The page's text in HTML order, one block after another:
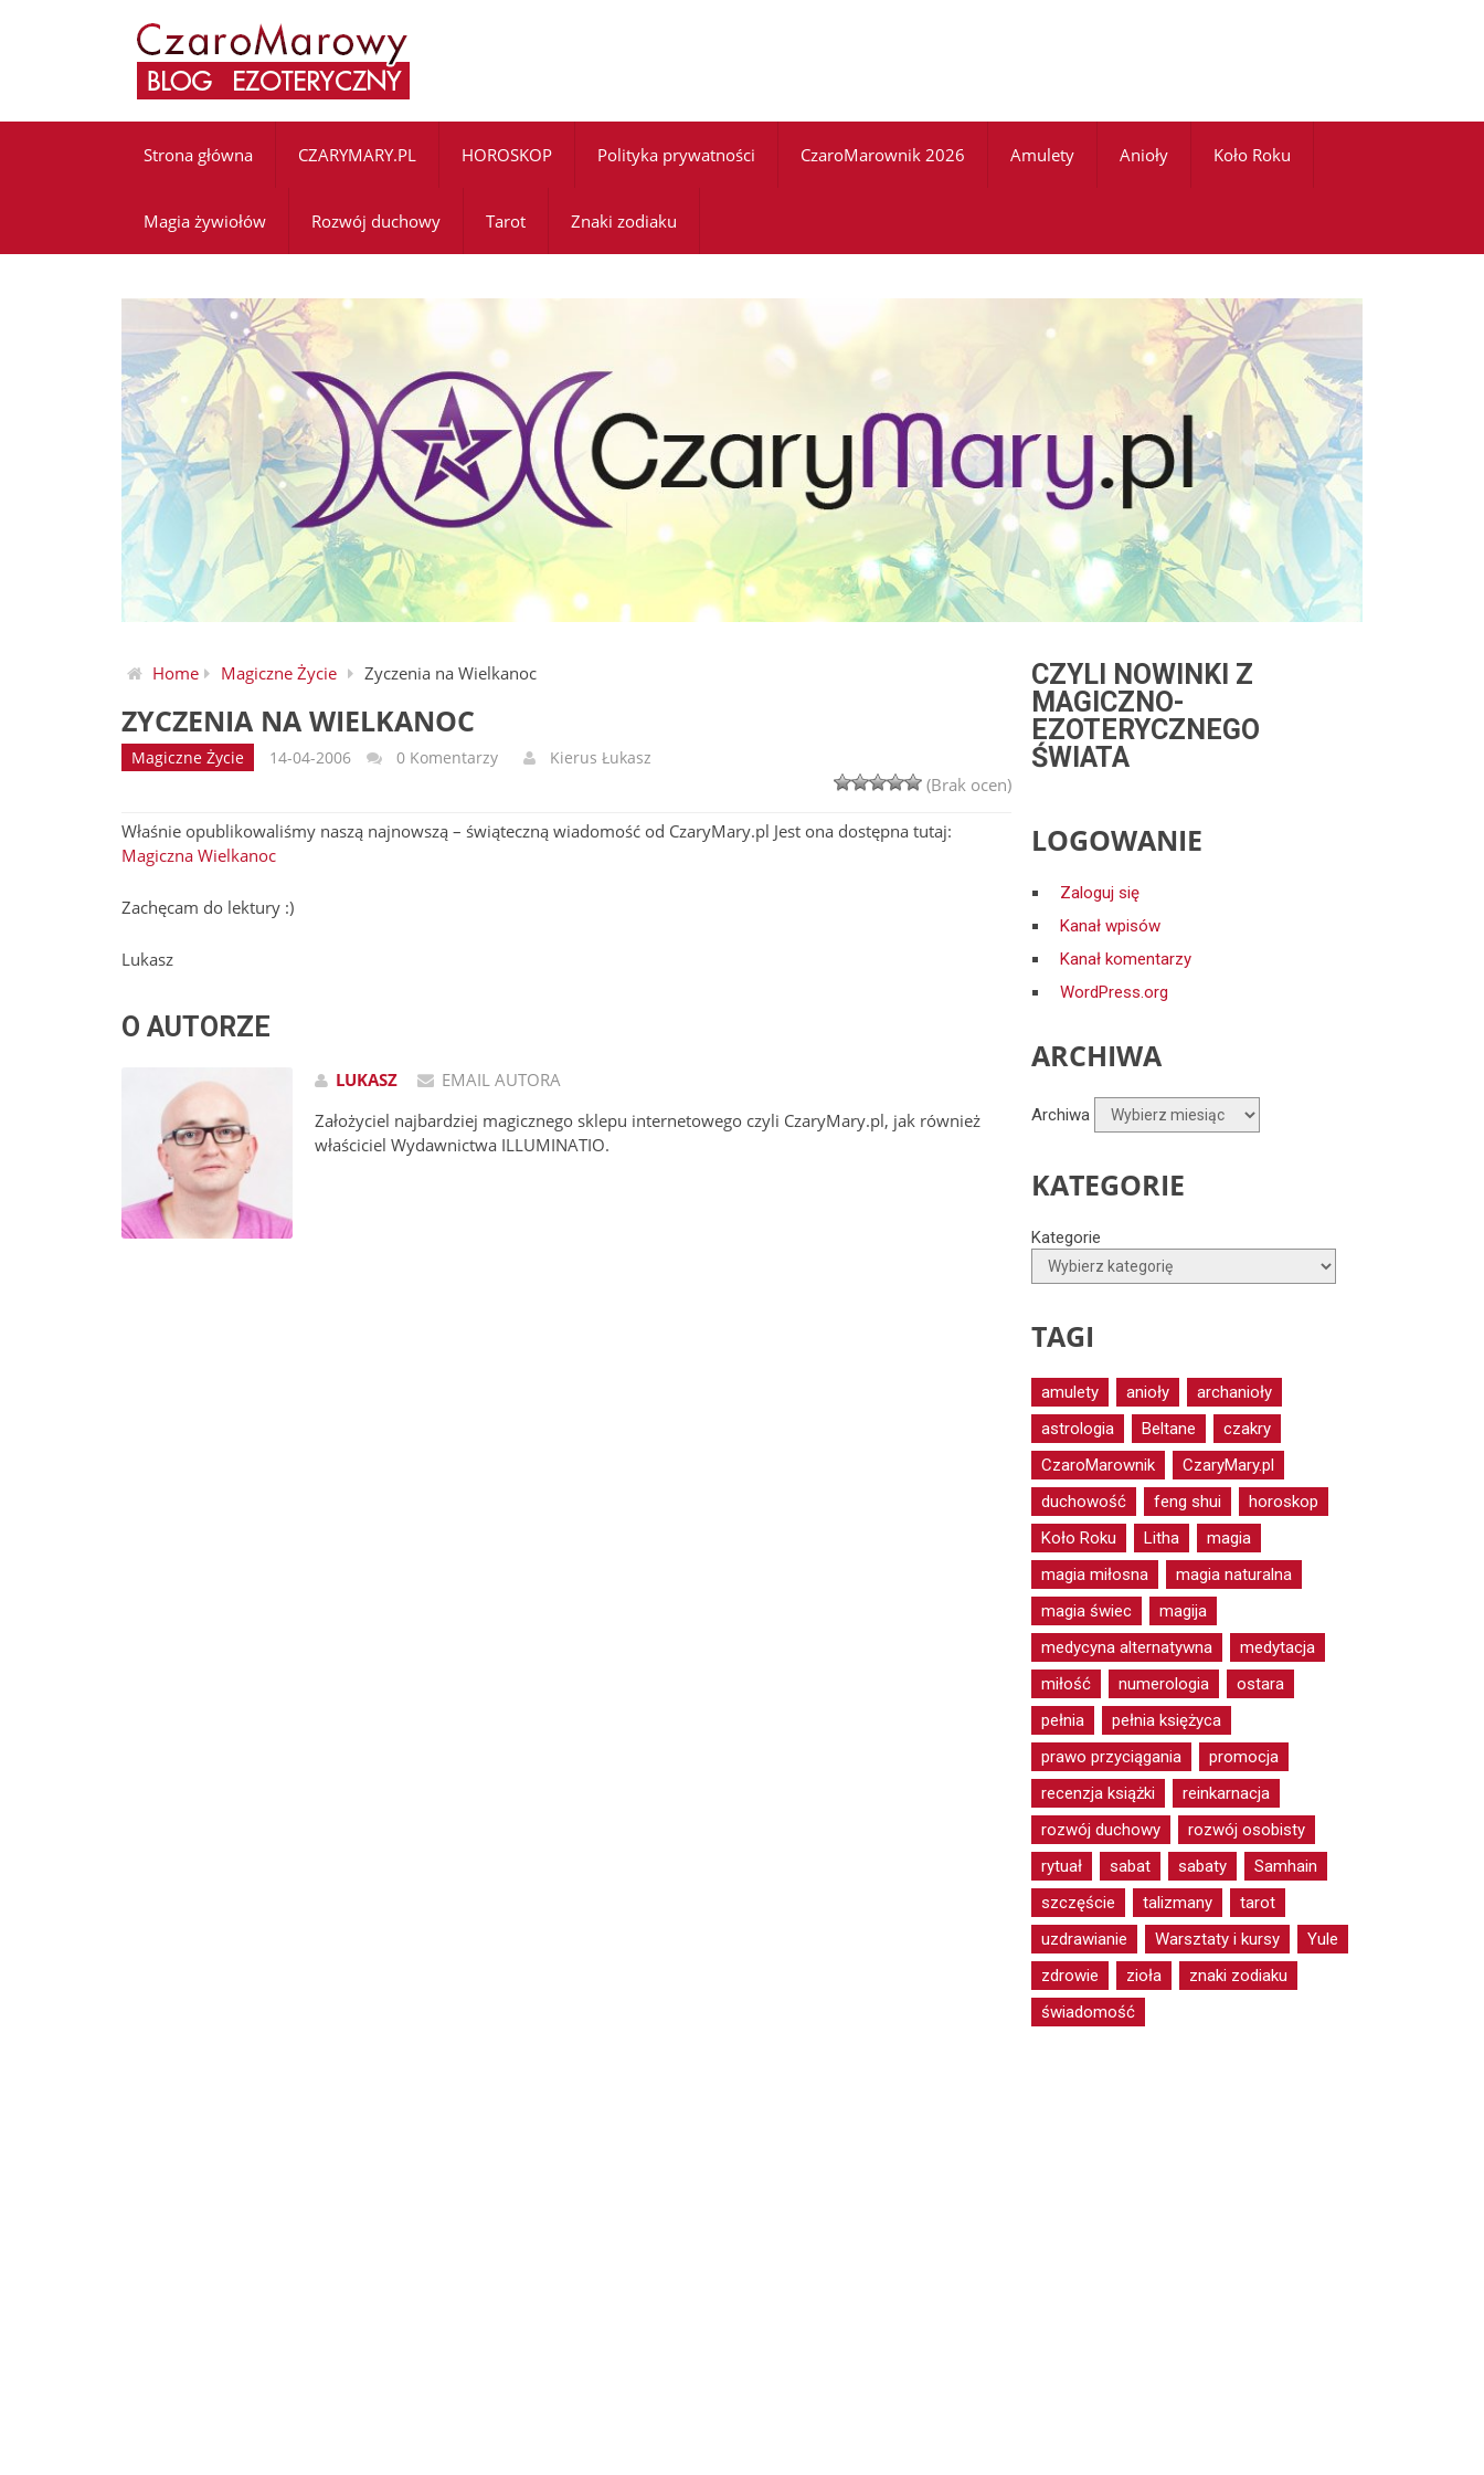
Strona główna CZARYMARY.PL HOROSKOP Polityka prywatności CzaroMarownik 2026 Amulety Anioły Koło Roku
Magia żywiołów Rozwój duchowy Tarot Znaki zodiaku
Home Magiczne Życie Zyczenia na Wielkanoc
ZYCZENIA NA WIELKANOC
Magiczne Życie 14-04-2006 0 Komentarzy Kierus Łukasz
(Brak ocen)
Właśnie opublikowaliśmy naszą najnowszą – świąteczną wiadomość od CzaryMary.pl Jest ona dostępna tutaj:
Magiczna Wielkanoc
Zachęcam do lektury :)
Lukasz
O AUTORZE
LUKASZ
EMAIL AUTORA
Założyciel najbardziej magicznego sklepu internetowego czyli CzaryMary.pl, jak również
właściciel Wydawnictwa ILLUMINATIO.
CZYLI NOWINKI Z
MAGICZNO-
EZOTERYCZNEGO
ŚWIATA
LOGOWANIE
Zaloguj się
Kanał wpisów
Kanał komentarzy
WordPress.org
ARCHIWA
Archiwa
KATEGORIE
Kategorie
TAGI
amulety anioły
archanioły
astrologia
Beltane
czakry
CzaroMarownik
CzaryMary.pl
duchowość
feng shui
horoskop
Koło Roku
Litha
magia
magia miłosna
magia naturalna
magia świec
magija
medycyna alternatywna
medytacja
miłość
numerologia
ostara
pełnia
pełnia księżyca
prawo przyciągania
promocja
recenzja książki
reinkarnacja
rozwój duchowy
rozwój osobisty
rytuał
sabat sabaty
Samhain
szczęście
talizmany
tarot
uzdrawianie
Warsztaty i kursy
Yule
zdrowie
zioła
znaki zodiaku
świadomość